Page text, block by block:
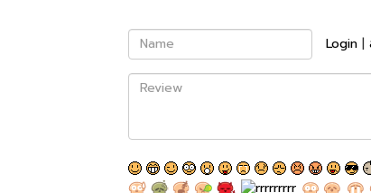
Name Login |
Review